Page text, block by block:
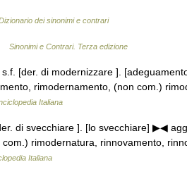
dei sinonimi e contrari
Sinonimi e Contrari. Terza edizione
[der. di modernizzare ].
rimodernamento, (non com.)
Italiana
di svecchiare ]. [lo svecchiare] ▶◀
rimodernatura, rinnovamento,
Italiana